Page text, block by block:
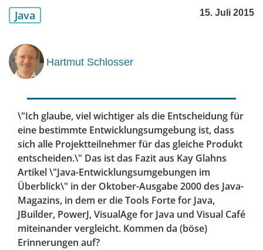
Java 15. Juli 2015
Hartmut Schlosser
\"Ich glaube, viel wichtiger als die Entscheidung für
eine bestimmte Entwicklungsumgebung ist, dass
sich alle Projektteilnehmer für das gleiche Produkt
entscheiden.\" Das ist das Fazit aus Kay Glahns
Artikel \"Java-Entwicklungsumgebungen im
Überblick\" in der Oktober-Ausgabe 2000 des Java-
Magazins, in dem er die Tools Forte for Java,
JBuilder, PowerJ, VisualAge for Java und Visual Café
miteinander vergleicht. Kommen da (böse)
Erinnerungen auf?